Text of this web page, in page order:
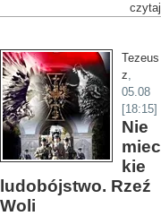
czytaj
Tezeus
z,
05.08
[18:15]
Nie
miec
kie
ludobójstwo. Rzeź
Woli